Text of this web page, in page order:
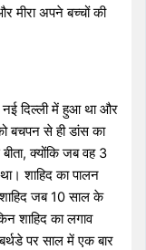
मीरा अपने बच्चों की
दिल्ली में हुआ था और
बचपन से ही डांस का
क्योंकि जब वह 3
शाहिद का पालन
शाहिद जब 10 साल के
शाहिद का लगाव
पर साल में एक बार